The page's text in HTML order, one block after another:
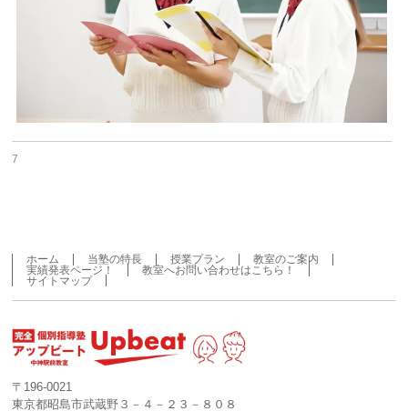
7
ホーム 当塾の特長 授業プラン
教室のご案内
実績発表ページ！
教室へお問い合わせはこちら！
サイトマップ
〒196-0021
東京都昭島市武蔵野３－４－２３－８０８